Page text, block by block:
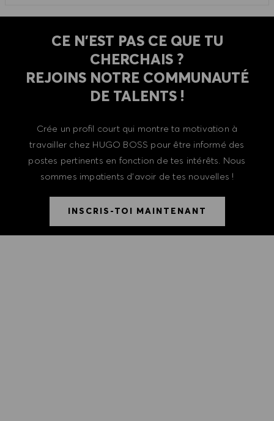
CE N'EST PAS CE QUE TU
CHERCHAIS ?
REJOINS NOTRE COMMUNAUTÉ
DE TALENTS !
Crée un profil court qui montre ta motivation à
travailler chez HUGO BOSS pour être informé des
postes pertinents en fonction de tes intérêts. Nous
sommes impatients d'avoir de tes nouvelles !
INSCRIS-TOI MAINTENANT